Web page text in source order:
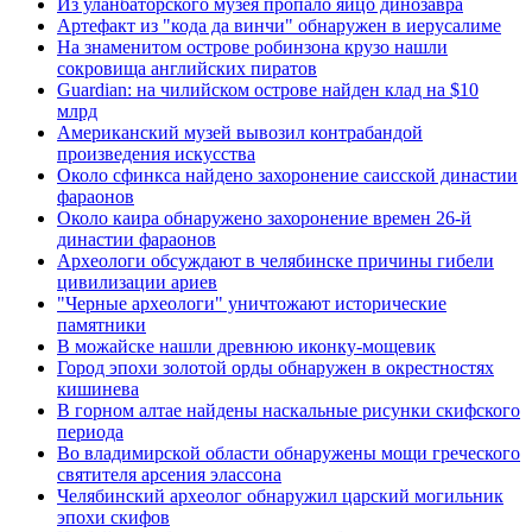
Из уланбаторского музея пропало яйцо динозавра
Артефакт из "кода да винчи" обнаружен в иерусалиме
На знаменитом острове робинзона крузо нашли
сокровища английских пиратов
Guardian: на чилийском острове найден клад на $10
млрд
Американский музей вывозил контрабандой
произведения искусства
Около сфинкса найдено захоронение саисской династии
фараонов
Около каира обнаружено захоронение времен 26-й
династии фараонов
Археологи обсуждают в челябинске причины гибели
цивилизации ариев
"Черные археологи" уничтожают исторические
памятники
В можайске нашли древнюю иконку-мощевик
Город эпохи золотой орды обнаружен в окрестностях
кишинева
В горном алтае найдены наскальные рисунки скифского
периода
Во владимирской области обнаружены мощи греческого
святителя арсения элассона
Челябинский археолог обнаружил царский могильник
эпохи скифов